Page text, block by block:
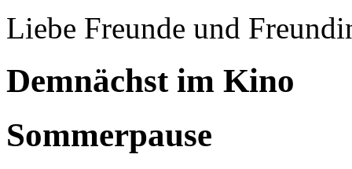
Liebe Freunde und
Demnächst im Kino
Sommerpause